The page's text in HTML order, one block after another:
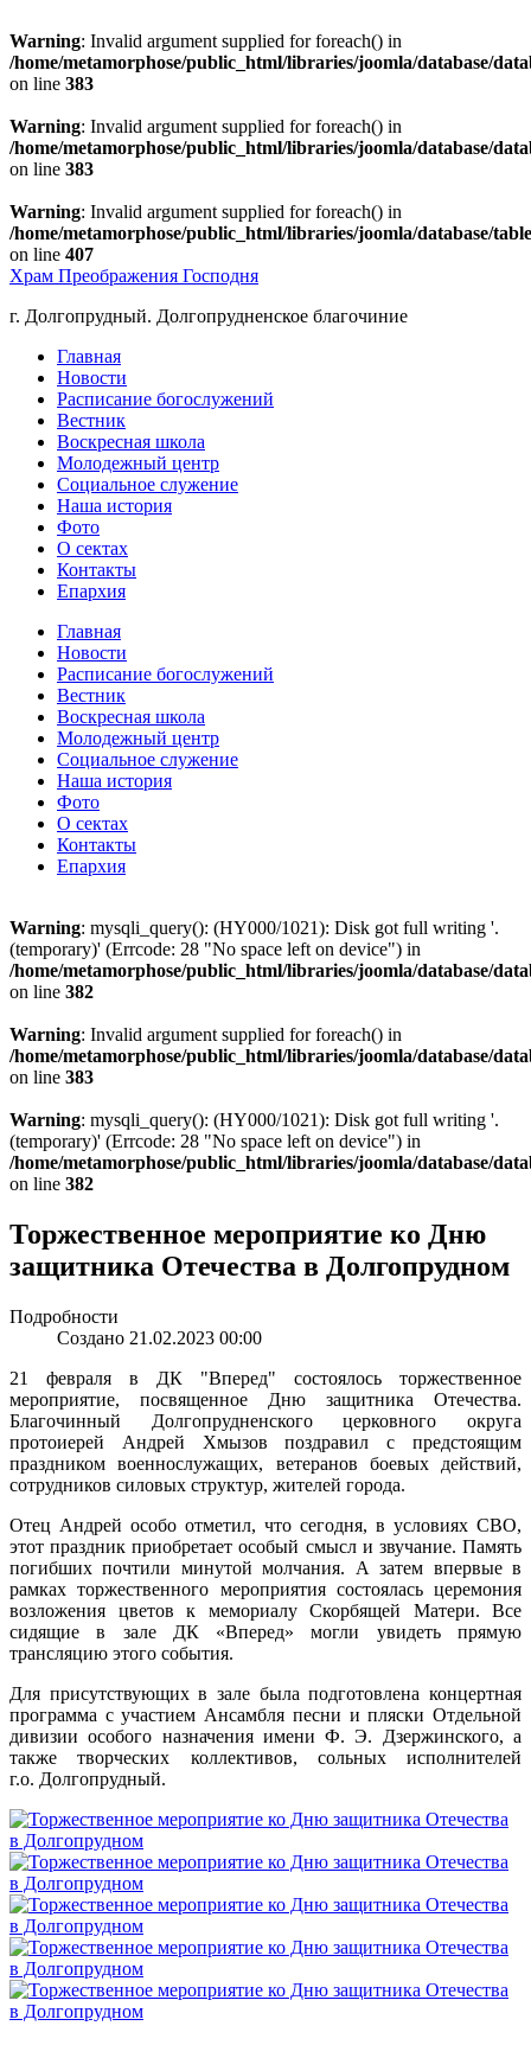
Warning: Invalid argument supplied for foreach() in
/home/metamorphose/public_html/libraries/joomla/database/
on line 383
Warning: Invalid argument supplied for foreach() in
/home/metamorphose/public_html/libraries/joomla/database/
on line 383
Warning: Invalid argument supplied for foreach() in
/home/metamorphose/public_html/libraries/joomla/database/
on line 407
Храм Преображения Господня
г. Долгопрудный. Долгопрудненское благочиние
Главная
Новости
Расписание богослужений
Вестник
Воскресная школа
Молодежный центр
Социальное служение
Наша история
Фото
О сектах
Контакты
Епархия
Главная
Новости
Расписание богослужений
Вестник
Воскресная школа
Молодежный центр
Социальное служение
Наша история
Фото
О сектах
Контакты
Епархия
Warning: mysqli_query(): (HY000/1021): Disk got full writing '.
(temporary)' (Errcode: 28 "No space left on device") in
/home/metamorphose/public_html/libraries/joomla/database/
on line 382
Warning: Invalid argument supplied for foreach() in
/home/metamorphose/public_html/libraries/joomla/database/
on line 383
Warning: mysqli_query(): (HY000/1021): Disk got full writing '.
(temporary)' (Errcode: 28 "No space left on device") in
/home/metamorphose/public_html/libraries/joomla/database/
on line 382
Торжественное мероприятие ко Дню
защитника Отечества в Долгопрудном
Подробности
Создано 21.02.2023 00:00
21 февраля в ДК "Вперед" состоялось торжественное
мероприятие, посвященное Дню защитника Отечества.
Благочинный Долгопрудненского церковного округа
протоиерей Андрей Хмызов поздравил с предстоящим
праздником военнослужащих, ветеранов боевых действий,
сотрудников силовых структур, жителей города.
Отец Андрей особо отметил, что сегодня, в условиях СВО,
этот праздник приобретает особый смысл и звучание. Память
погибших почтили минутой молчания. А затем впервые в
рамках торжественного мероприятия состоялась церемония
возложения цветов к мемориалу Скорбящей Матери. Все
сидящие в зале ДК «Вперед» могли увидеть прямую
трансляцию этого события.
Для присутствующих в зале была подготовлена концертная
программа с участием Ансамбля песни и пляски Отдельной
дивизии особого назначения имени Ф. Э. Дзержинского, а
также творческих коллективов, сольных исполнителей
г.о. Долгопрудный.